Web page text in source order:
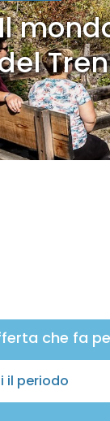
che fa
il periodo